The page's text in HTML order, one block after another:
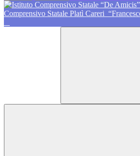
Comprensivo Statale Platì Careri